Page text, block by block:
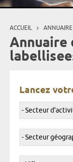
Vous êtes ici
ACCUEIL ANNUAIRE
Annuaire
Lancez